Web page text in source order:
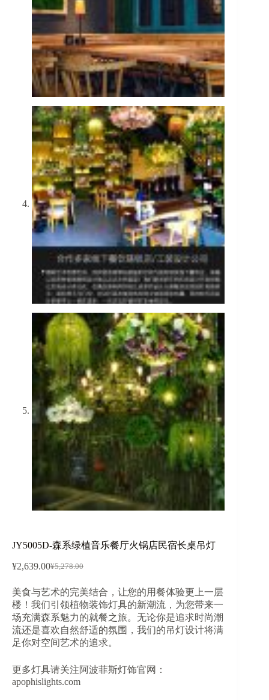
JY5005D-森系绿植音乐餐厅火锅店民宿长桌吊灯
¥5,278.00
原
为：
¥5,278.00。
¥2,639.00当
价
格
为：
¥2,639.00。
美食与艺术的完美结合，让您的用餐体验更上一层
楼！我们引领植物装饰灯具的新潮流，为您带来一
场充满森系魅力的就餐之旅。无论你是追求时尚潮
流还是喜欢自然舒适的氛围，我们的吊灯设计将满
足你对空间艺术的追求。
更多灯具请关注阿波菲斯灯饰官网：
apophislights.com